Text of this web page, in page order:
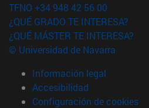
TFNO +34 948 42 56 00
¿QUÉ GRADO TE INTERESA?
¿QUÉ MÁSTER TE INTERESA?
© Universidad de Navarra
Información legal
Accesibilidad
Configuración de cookies